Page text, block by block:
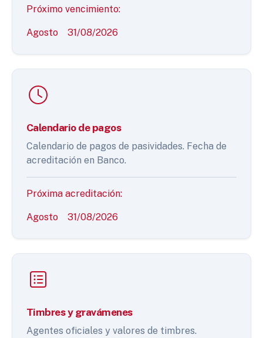
Próximo vencimiento:
Agosto 31/08/2026
Calendario de pagos
Calendario de pagos de pasividades. Fecha de
acreditación en Banco.
Próxima acreditación:
Agosto 31/08/2026
Timbres y gravámenes
Agentes oficiales y valores de timbres.